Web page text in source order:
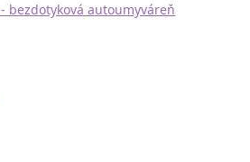
- bezdotyková autoumyváreň